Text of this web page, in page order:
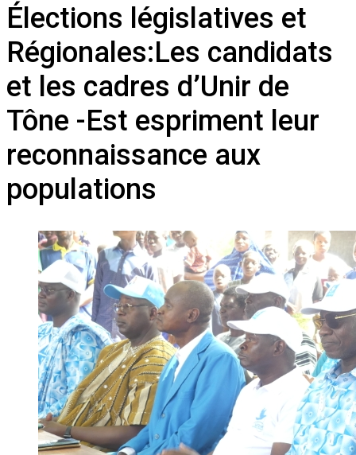
Élections législatives et
Régionales:Les candidats
et les cadres d’Unir de
Tône -Est espriment leur
reconnaissance aux
populations